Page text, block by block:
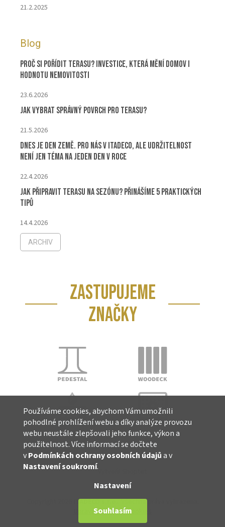
Používáme cookies, abychom Vám umožnili
pohodlné prohlížení webu a díky analýze provozu
webu neustále zlepšovali jeho funkce, výkon a
použitelnost. Více informací se dočtete
vPodmínkách ochrany osobních údajůa v
Nastavení soukromí.
Nastavení
Souhlasím
21.2.2025
Blog
Proč si pořídit terasu? Investice, která mění domov i
hodnotu nemovitosti
23.6.2026
Jak vybrat správný povrch pro terasu?
21.5.2026
Dnes je Den Země. Pro nás v ITADECO, ale udržitelnost
není jen téma na jeden den v roce
22.4.2026
Jak připravit terasu na sezónu? Přinášíme 5 praktických
tipů
14.4.2026
ARCHIV
ZASTUPUJEME
ZNAČKY
Vytvořil Shoptet
ITADECO s.r.o.. Všechna práva vyhrazena.
Upravit nastavení cookies